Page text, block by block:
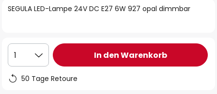
springen
SEGULA LED-Lampe 24V DC E27 6W 927 opal dimmbar
1 In den Warenkorb
50 Tage Retoure